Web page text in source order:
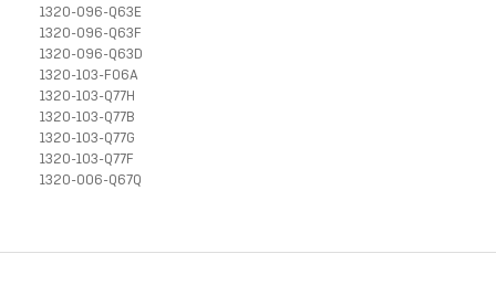
1320-096-Q63E
1320-096-Q63F
1320-096-Q63D
1320-103-F06A
1320-103-Q77H
1320-103-Q77B
1320-103-Q77G
1320-103-Q77F
1320-006-Q67Q